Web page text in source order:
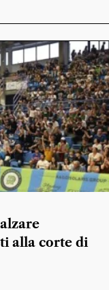
alla corte di